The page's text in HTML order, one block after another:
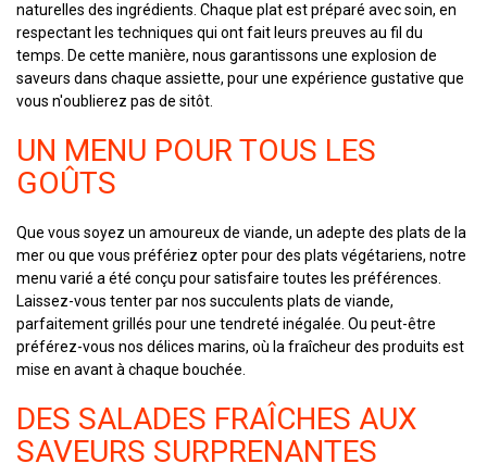
naturelles des ingrédients. Chaque plat est préparé avec soin, en
respectant les techniques qui ont fait leurs preuves au fil du
temps. De cette manière, nous garantissons une explosion de
saveurs dans chaque assiette, pour une expérience gustative que
vous n'oublierez pas de sitôt.
UN MENU POUR TOUS LES
GOÛTS
Que vous soyez un amoureux de viande, un adepte des plats de la
mer ou que vous préfériez opter pour des plats végétariens, notre
menu varié a été conçu pour satisfaire toutes les préférences.
Laissez-vous tenter par nos succulents plats de viande,
parfaitement grillés pour une tendreté inégalée. Ou peut-être
préférez-vous nos délices marins, où la fraîcheur des produits est
mise en avant à chaque bouchée.
DES SALADES FRAÎCHES AUX
SAVEURS SURPRENANTES